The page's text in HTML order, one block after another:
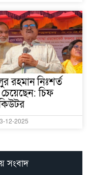
রহমান নিঃশর্ত
চেয়েছেন: চিফ
12-2025
সংবাদ